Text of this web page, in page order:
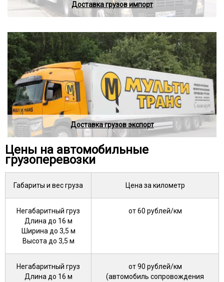
Доставка грузов импорт
Доставка грузов экспорт
Цены на автомобильные
грузоперевозки
Габариты и вес груза Цена за километр
Негабаритный груз
Длина до 16 м
Ширина до 3,5 м
Высота до 3,5 м
от 60 рублей/км
Негабаритный груз
Длина до 16 м
от 90 рублей/км
(автомобиль сопровождения